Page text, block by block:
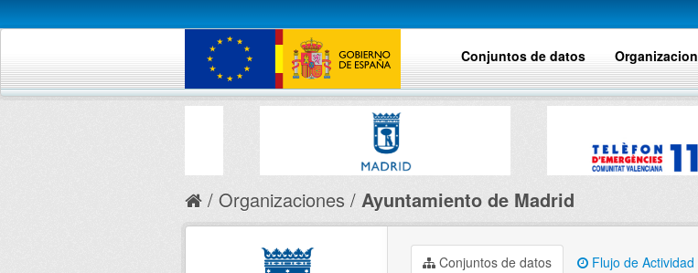
Conjuntos de datos
Organizaciones Ayuntamiento de Madrid
Conjuntos de datos Flujo de Actividad